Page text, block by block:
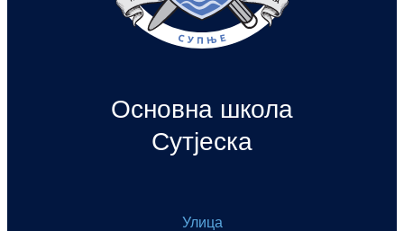
Основна школа
Сутјеска
Улица